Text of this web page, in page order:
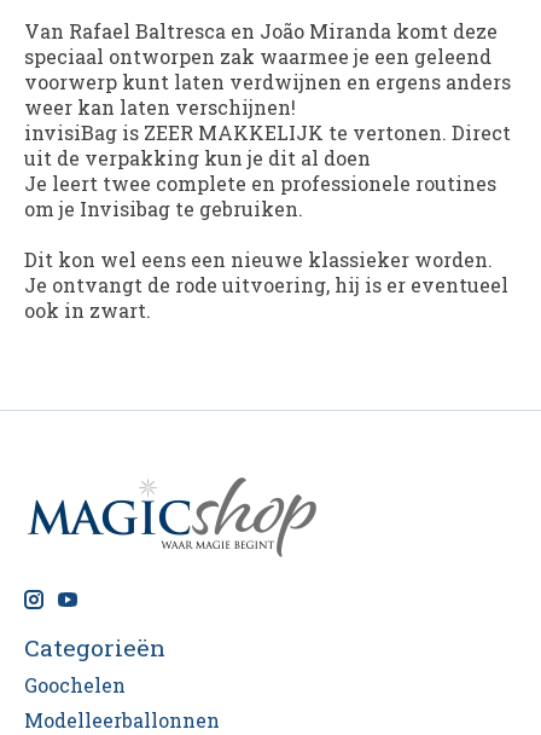
Van Rafael Baltresca en João Miranda komt deze
speciaal ontworpen zak waarmee je een geleend
voorwerp kunt laten verdwijnen en ergens anders
weer kan laten verschijnen!
invisiBag is ZEER MAKKELIJK te vertonen. Direct
uit de verpakking kun je dit al doen
Je leert twee complete en professionele routines
om je Invisibag te gebruiken.
Dit kon wel eens een nieuwe klassieker worden.
Je ontvangt de rode uitvoering, hij is er eventueel
ook in zwart.
Categorieën
Goochelen
Modelleerballonnen